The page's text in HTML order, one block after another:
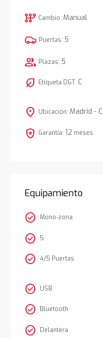
auto_transmission Cambio: Manual
Puertas: 5
group Plazas: 5
nest_eco_leaf Etiqueta DGT: C
location_on Ubicación: Madrid -
local_police Garantía: 12 meses
Equipamiento
check_circle Mono-zona
check_circle 5
check_circle 4/5 Puertas
check_circle USB
check_circle Bluetooth
check_circle Delantera